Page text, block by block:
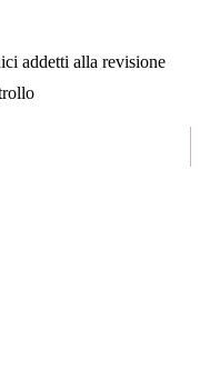
addetti alla revisione